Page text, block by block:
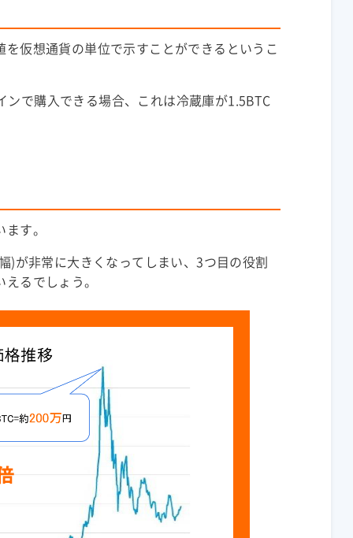
仮想通貨の単位で示すことができるというこ
で購入できる場合、これは冷蔵庫が1.5BTC
す。
)が非常に大きくなってしまい、3つ目の役割
るでしょう。